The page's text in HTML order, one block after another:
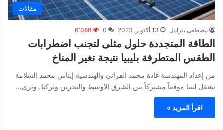
مقالات
مصطفى بنرامل 13 أكتوبر, 2023 0 6٬088
الطاقة المتجددة حلول مثلى لتجنب اضطرابات
الطقس المتطرفة بليبيا نتيجة تغير المناخ
من إعداد المهندسة غادة محمد الفزاني والهندسية إيناس محمد السلامة
تشغل ليبيا موقعاً مشتركاً بين الشرق الأوسط والبحرين وتركيا، وترى…
اقرأ المزيد »